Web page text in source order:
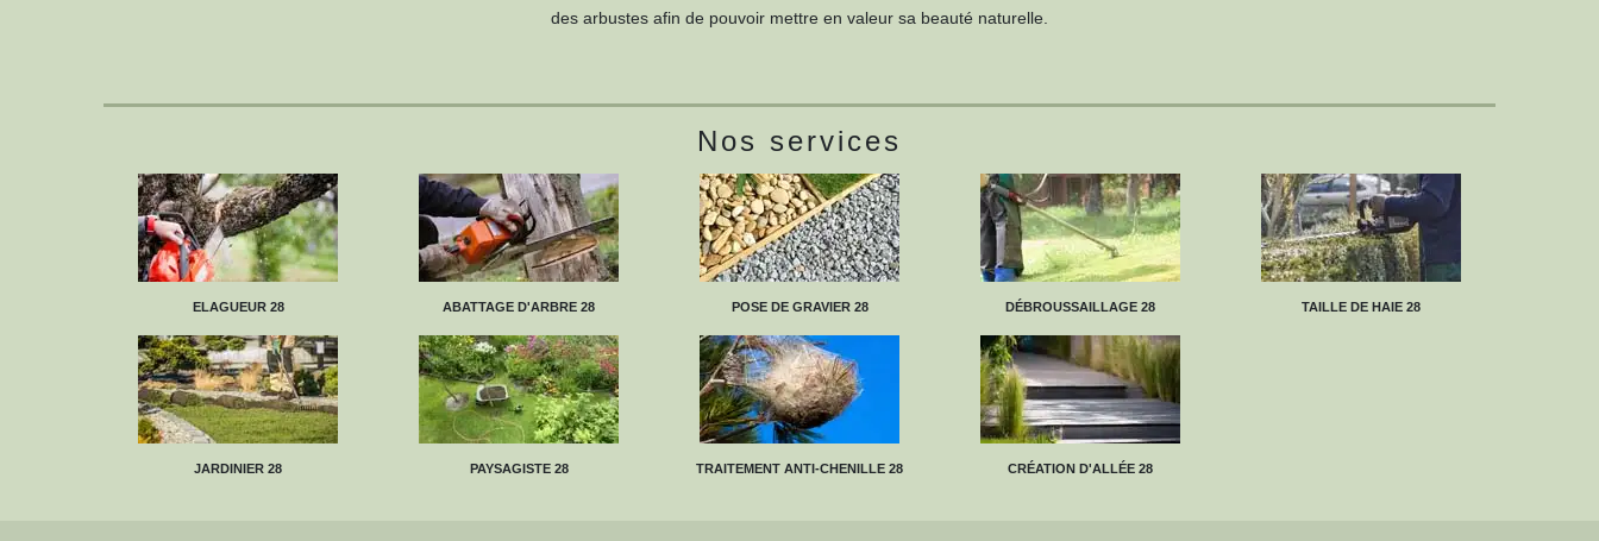
des arbustes afin de pouvoir mettre en valeur sa beauté naturelle.
Nos services
ELAGUEUR 28 ABATTAGE D'ARBRE 28 POSE DE GRAVIER 28 DÉBROUSSAILLAGE 28 TAILLE DE HAIE 28
JARDINIER 28 PAYSAGISTE 28 TRAITEMENT ANTI-CHENILLE 28 CRÉATION D'ALLÉE 28